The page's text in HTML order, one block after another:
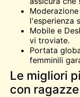
l'esperienza
Mobile e
vi troviate.
Portata
femminili
Le migliori
con